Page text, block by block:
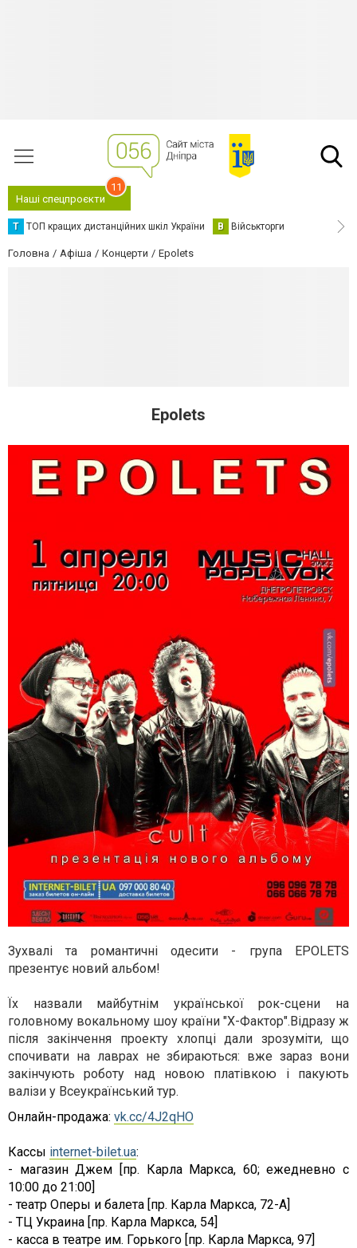
Наші спецпроєкти
11
Т ТОП кращих дистанційних шкіл України В Військторги
Головна Афіша Концерти Epolets
Epolets
Зухвалі та романтичні одесити - група EPOLETS
презентує новий альбом!
Їх назвали майбутнім української рок-сцени на
головному вокальному шоу країни "Х-Фактор".Відразу ж
після закінчення проекту хлопці дали зрозуміти, що
спочивати на лаврах не збираються: вже зараз вони
закінчують роботу над новою платівкою і пакують
валізи у Всеукраїнський тур.
Онлайн-продажа: vk.cc/4J2qHO
Кассы internet-bilet.ua:
- магазин Джем [пр. Карла Маркса, 60; ежедневно с
10:00 до 21:00]
- театр Оперы и балета [пр. Карла Маркса, 72-А]
- ТЦ Украина [пр. Карла Маркса, 54]
- касса в театре им. Горького [пр. Карла Маркса, 97]